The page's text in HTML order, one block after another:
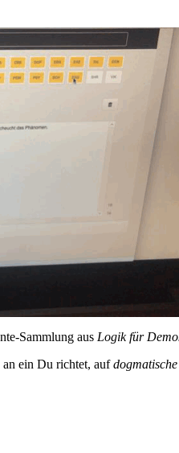
Sammlung aus Logik für
an ein Du richtet, auf